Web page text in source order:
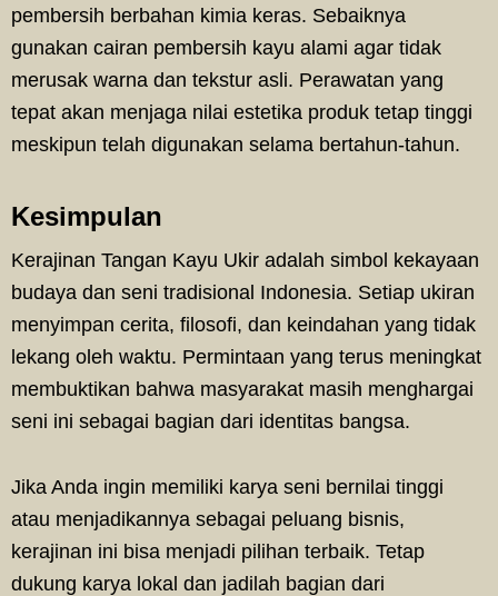
pembersih berbahan kimia keras. Sebaiknya
gunakan cairan pembersih kayu alami agar tidak
merusak warna dan tekstur asli. Perawatan yang
tepat akan menjaga nilai estetika produk tetap tinggi
meskipun telah digunakan selama bertahun-tahun.
Kesimpulan
Kerajinan Tangan Kayu Ukir adalah simbol kekayaan
budaya dan seni tradisional Indonesia. Setiap ukiran
menyimpan cerita, filosofi, dan keindahan yang tidak
lekang oleh waktu. Permintaan yang terus meningkat
membuktikan bahwa masyarakat masih menghargai
seni ini sebagai bagian dari identitas bangsa.
Jika Anda ingin memiliki karya seni bernilai tinggi
atau menjadikannya sebagai peluang bisnis,
kerajinan ini bisa menjadi pilihan terbaik. Tetap
dukung karya lokal dan jadilah bagian dari